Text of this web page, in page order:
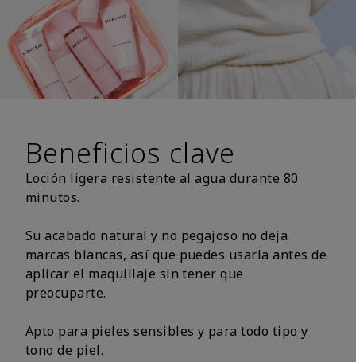
Beneficios clave
Loción ligera resistente al agua durante 80
minutos.
Su acabado natural y no pegajoso no deja
marcas blancas, así que puedes usarla antes de
aplicar el maquillaje sin tener que
preocuparte.
Apto para pieles sensibles y para todo tipo y
tono de piel.